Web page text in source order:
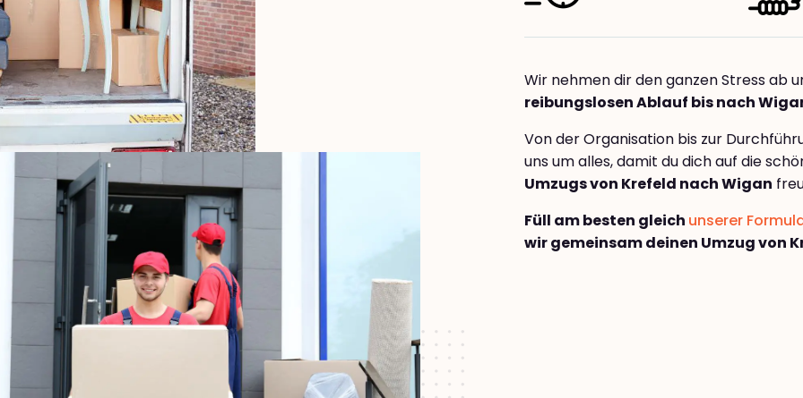
Wir nehmen dir den ganzen Stress ab
reibungslosen Ablauf bis nach
Von der Organisation bis zur
uns um alles, damit du dich auf die
Umzugs von Krefeld nach Wigan
Füll am besten gleich unserer
wir gemeinsam deinen Umzug von